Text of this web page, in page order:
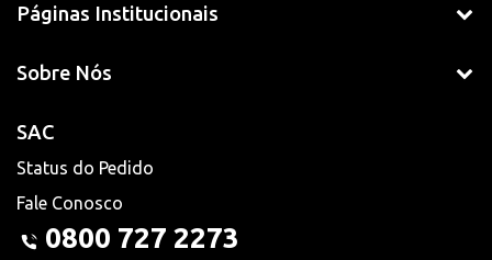
Páginas Institucionais
Sobre Nós
SAC
Status do Pedido
Fale Conosco
0800 727 2273